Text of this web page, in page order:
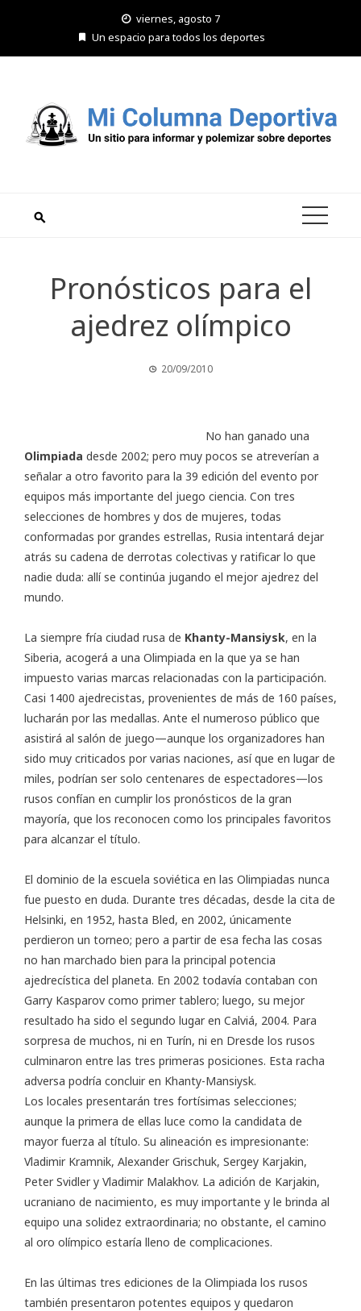
viernes, agosto 7
Un espacio para todos los deportes
Pronósticos para el
ajedrez olímpico
20/09/2010
No han ganado una
Olimpiada desde 2002; pero muy pocos se atreverían a
señalar a otro favorito para la 39 edición del evento por
equipos más importante del juego ciencia. Con tres
selecciones de hombres y dos de mujeres, todas
conformadas por grandes estrellas, Rusia intentará dejar
atrás su cadena de derrotas colectivas y ratificar lo que
nadie duda: allí se continúa jugando el mejor ajedrez del
mundo.
La siempre fría ciudad rusa de Khanty-Mansiysk, en la
Siberia, acogerá a una Olimpiada en la que ya se han
impuesto varias marcas relacionadas con la participación.
Casi 1400 ajedrecistas, provenientes de más de 160 países,
lucharán por las medallas. Ante el numeroso público que
asistirá al salón de juego—aunque los organizadores han
sido muy criticados por varias naciones, así que en lugar de
miles, podrían ser solo centenares de espectadores—los
rusos confían en cumplir los pronósticos de la gran
mayoría, que los reconocen como los principales favoritos
para alcanzar el título.
El dominio de la escuela soviética en las Olimpiadas nunca
fue puesto en duda. Durante tres décadas, desde la cita de
Helsinki, en 1952, hasta Bled, en 2002, únicamente
perdieron un torneo; pero a partir de esa fecha las cosas
no han marchado bien para la principal potencia
ajedrecística del planeta. En 2002 todavía contaban con
Garry Kasparov como primer tablero; luego, su mejor
resultado ha sido el segundo lugar en Calviá, 2004. Para
sorpresa de muchos, ni en Turín, ni en Dresde los rusos
culminaron entre las tres primeras posiciones. Esta racha
adversa podría concluir en Khanty-Mansiysk.
Los locales presentarán tres fortísimas selecciones;
aunque la primera de ellas luce como la candidata de
mayor fuerza al título. Su alineación es impresionante:
Vladimir Kramnik, Alexander Grischuk, Sergey Karjakin,
Peter Svidler y Vladimir Malakhov. La adición de Karjakin,
ucraniano de nacimiento, es muy importante y le brinda al
equipo una solidez extraordinaria; no obstante, el camino
al oro olímpico estaría lleno de complicaciones.
En las últimas tres ediciones de la Olimpiada los rusos
también presentaron potentes equipos y quedaron